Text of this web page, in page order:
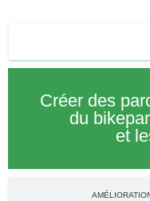
Créer des
du
et